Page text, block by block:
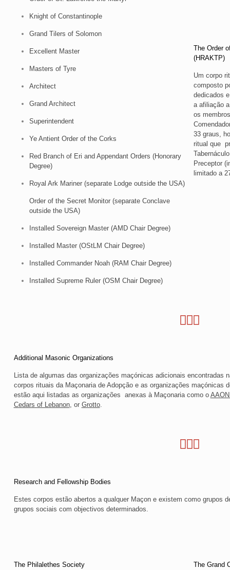
Knight of Constantinople
Grand Tilers of Solomon
Excellent Master
Masters of Tyre
Architect
Grand Architect
Superintendent
Ye Antient Order of the Corks
Red Branch of Eri and Appendant Orders (Honorary
Degree)
Royal Ark Mariner (separate Lodge outside the USA)
Order of the Secret Monitor (separate Conclave
outside the USA)
Installed Sovereign Master (AMD Chair Degree)
Installed Master (OStLM Chair Degree)
Installed Commander Noah (RAM Chair Degree)
Installed Supreme Ruler (OSM Chair Degree)
The Order
(HRAKTP)
Um corpo
composto
dedicados
a afiliação
os
33 graus,
ritual que
Preceptor
limitado a
Additional Masonic Organizations
Lista de algumas das organizações maçónicas adicionais encontradas
corpos rituais da Maçonaria de Adopção e as organizações maçónicas
estão aqui listadas as organizações anexas à Maçonaria como o
Cedars of Lebanon, or Grotto.
Research and Fellowship Bodies
Estes corpos estão abertos a qualquer Maçon e existem como grupos
grupos sociais com objectivos determinados.
The Philalethes Society
The Grand